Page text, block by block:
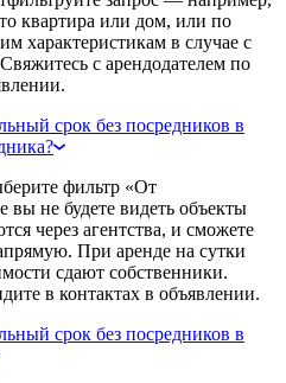
квартира или дом, или по
характеристикам в случае с
с арендодателем по
срок без посредников в
фильтр «От
вы не будете видеть объекты
через агентства, и сможете
При аренде на сутки
сдают собственники.
в контактах в объявлении.
срок без посредников в